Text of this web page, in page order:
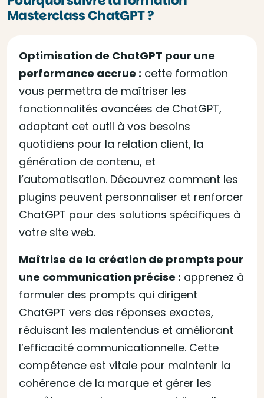
Masterclass ChatGPT ?
Optimisation de ChatGPT pour une
performance accrue : cette formation
vous permettra de maîtriser les
fonctionnalités avancées de ChatGPT,
adaptant cet outil à vos besoins
quotidiens pour la relation client, la
génération de contenu, et
l’automatisation. Découvrez comment les
plugins peuvent personnaliser et renforcer
ChatGPT pour des solutions spécifiques à
votre site web.
Maîtrise de la création de prompts pour
une communication précise : apprenez à
formuler des prompts qui dirigent
ChatGPT vers des réponses exactes,
réduisant les malentendus et améliorant
l’efficacité communicationnelle. Cette
compétence est vitale pour maintenir la
cohérence de la marque et gérer les